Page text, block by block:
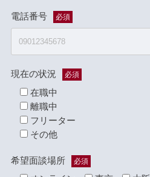
電話番号 必須
現在の状況 必須
在職中
離職中
フリーター
その他
希望面談場所 必須